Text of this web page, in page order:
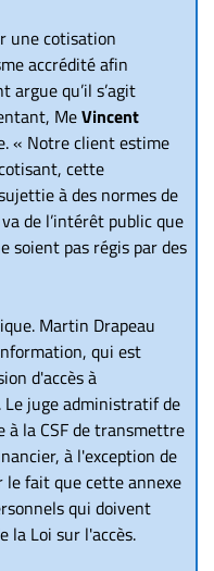
une cotisation
accrédité afin
argue qu’il s’agit
MeVincent
« Notre client estime
cette
à des normes de
de l’intérêt public que
soient pas régis par des
Martin Drapeau
qui est
d'accès à
juge administratif de
à la CSF de transmettre
à l'exception de
le fait que cette annexe
qui doivent
la Loi sur l'accès.